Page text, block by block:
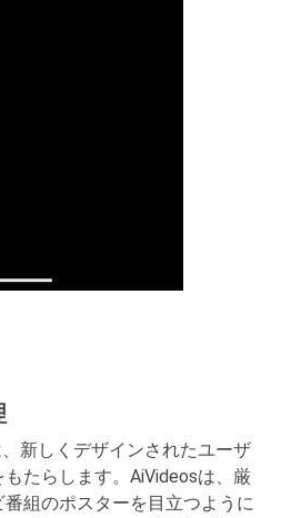
新しくデザインされたユーザ
たらします。AiVideosは、厳
組のポスターを目立つように